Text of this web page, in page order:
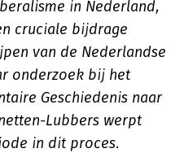
in Nederland,
cruciale bijdrage
van de Nederlandse
onderzoek bij het
Geschiedenis naar
Lubbers werpt
in dit proces.